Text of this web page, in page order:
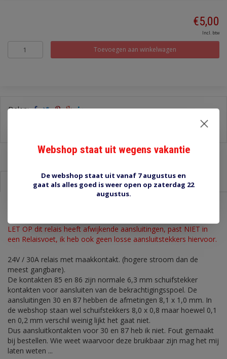
€5,00
Incl. btw
Toevoegen aan winkelwagen
Delen:
Informatie Reviews (0)
LET OP dit relais heeft afwijkende aansluitingen, past NIET in
een Relaisvoet, ik heb ook geen losse aansluitstekkers hiervoor.
24V / 30A relais met maakkontakt. (hogere stroom dan de
meest gangbare).
De kontakten 85 en 86 zijn normale 6,3 mm schuifstekker
kontakten voor aansluiten van de bekrachtigingsspoel. De
aansluitingen 30 en 87 hebben de afmetingen 8,1 x 1,0 mm. In
de webshop staan wel schuifstekkers 8,0 x 0,8 maar hoewel 0,1
en 0,2 mm verschil weinig lijkt het gaat niet.
Dus aansluitkontakten voor 30 en 87 heb ik niet. Fout gemaakt
bij bestellen. Wie weet waarvoor deze bruikbaar zijn mag het mij
laten weten ...
Webshop staat uit wegens vakantie
De webshop staat uit vanaf 7 augustus en
gaat als alles goed is weer open op zaterdag 22
augustus.